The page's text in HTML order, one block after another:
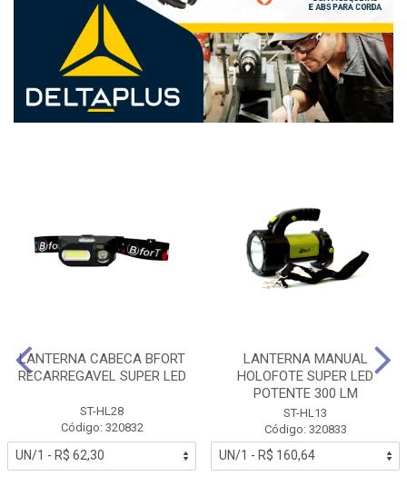
LANTERNA CABECA BFORT
RECARREGAVEL SUPER LED
ST-HL28
Código: 320832
LANTERNA MANUAL
HOLOFOTE SUPER LED
POTENTE 300 LM
ST-HL13
Código: 320833